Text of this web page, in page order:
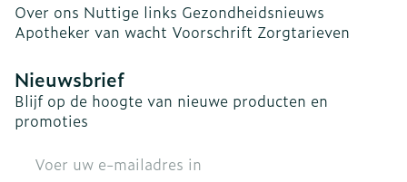
Over ons Nuttige links Gezondheidsnieuws
Apotheker van wacht Voorschrift Zorgtarieven
Nieuwsbrief
Blijf op de hoogte van nieuwe producten en
promoties